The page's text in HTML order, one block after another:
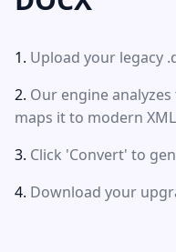
Upload your legacy
Our engine
maps it to modern
Click 'Convert' to
Download your